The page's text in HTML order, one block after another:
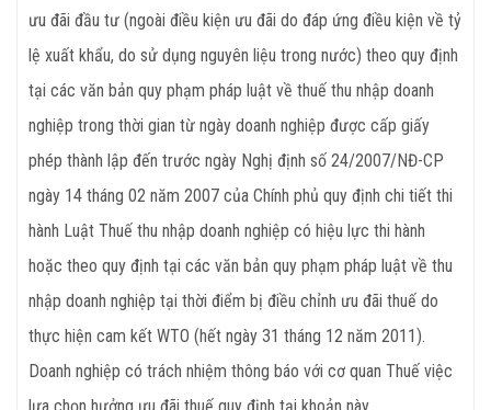
ưu đãi đầu tư (ngoài điều kiện ưu đãi do đáp ứng điều kiện về tỷ
lệ xuất khẩu, do sử dụng nguyên liệu trong nước) theo quy định
tại các văn bản quy phạm pháp luật về thuế thu nhập doanh
nghiệp trong thời gian từ ngày doanh nghiệp được cấp giấy
phép thành lập đến trước ngày Nghị định số 24/2007/NĐ-CP
ngày 14 tháng 02 năm 2007 của Chính phủ quy định chi tiết thi
hành Luật Thuế thu nhập doanh nghiệp có hiệu lực thi hành
hoặc theo quy định tại các văn bản quy phạm pháp luật về thu
nhập doanh nghiệp tại thời điểm bị điều chỉnh ưu đãi thuế do
thực hiện cam kết WTO (hết ngày 31 tháng 12 năm 2011).
Doanh nghiệp có trách nhiệm thông báo với cơ quan Thuế việc